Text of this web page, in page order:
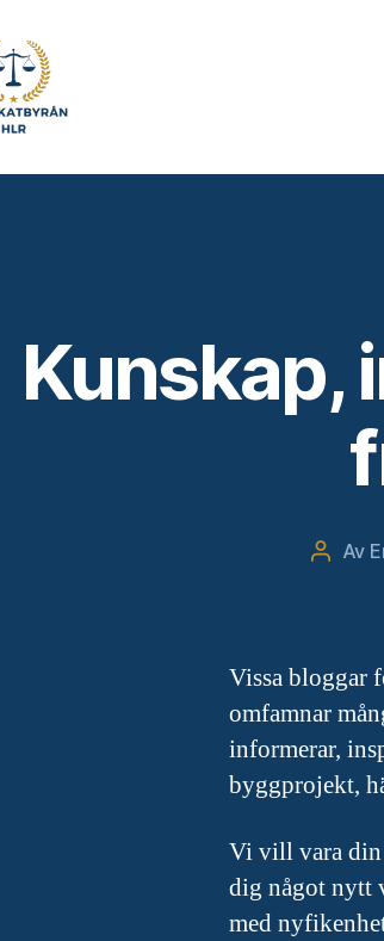
Kunskap,
Av
Vissa bloggar
omfamnar
informerar,
byggprojekt,
Vi vill vara din
dig något nytt
med